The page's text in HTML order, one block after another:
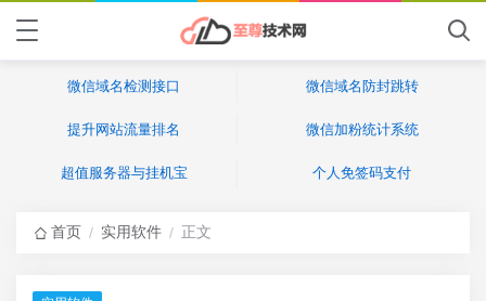
微信域名检测接口 微信域名防封跳转
提升网站流量排名 微信加粉统计系统
超值服务器与挂机宝 个人免签码支付
首页 / 实用软件 / 正文